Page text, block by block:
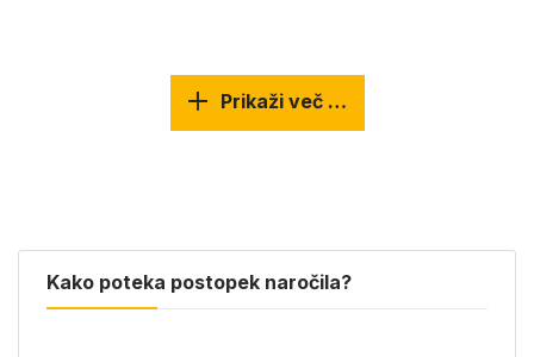
Prikaži več …
Kako poteka postopek naročila?